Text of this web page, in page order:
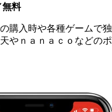
料
購入時や各種ゲームで独
やｎａｎａｃｏなどのポ